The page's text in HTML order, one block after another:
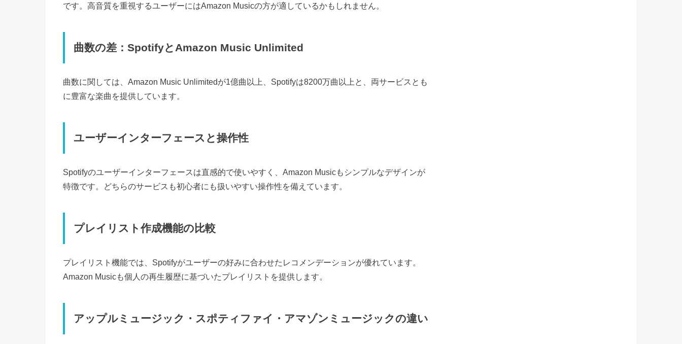
です。高音質を重視するユーザーにはAmazon Musicの方が適しているかもしれません。
曲数の差：SpotifyとAmazon Music Unlimited
曲数に関しては、Amazon Music Unlimitedが1億曲以上、Spotifyは8200万曲以上と、両サービスとも
に豊富な楽曲を提供しています。
ユーザーインターフェースと操作性
Spotifyのユーザーインターフェースは直感的で使いやすく、Amazon Musicもシンプルなデザインが
特徴です。どちらのサービスも初心者にも扱いやすい操作性を備えています。
プレイリスト作成機能の比較
プレイリスト機能では、Spotifyがユーザーの好みに合わせたレコメンデーションが優れています。
Amazon Musicも個人の再生履歴に基づいたプレイリストを提供します。
アップルミュージック・スポティファイ・アマゾンミュージックの違い